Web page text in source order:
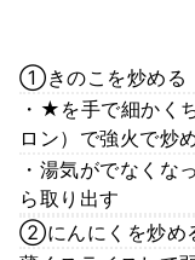
①きのこを炒める
・★を手で細かく
ロン）で強火で炒
・湯気がでなくな
ら取り出す
②にんにくを炒め